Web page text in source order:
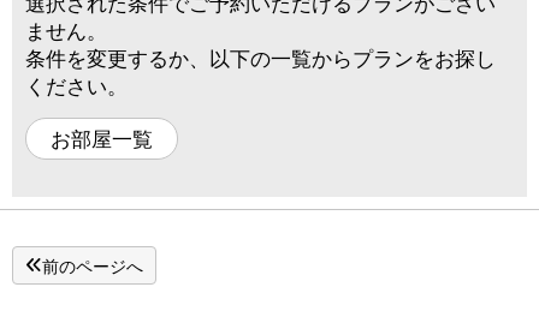
ません。
条件を変更するか、以下の一覧からプランをお探し
ください。
お部屋一覧
前のページへ